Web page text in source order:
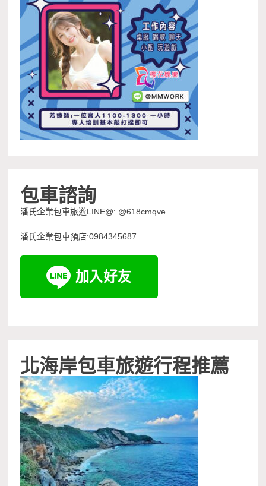
包車諮詢
潘氏企業包車旅遊LINE@: @618cmqve
潘氏企業包車預店:0984345687
北海岸包車旅遊行程推薦